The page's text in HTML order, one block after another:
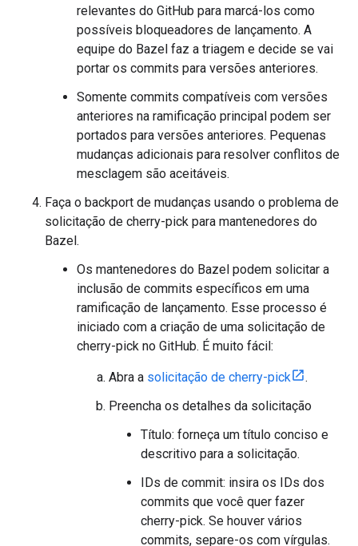
relevantes do GitHub para marcá-los como
possíveis bloqueadores de lançamento. A
equipe do Bazel faz a triagem e decide se vai
portar os commits para versões anteriores.
Somente commits compatíveis com versões
anteriores na ramificação principal podem ser
portados para versões anteriores. Pequenas
mudanças adicionais para resolver conflitos de
mesclagem são aceitáveis.
Faça o backport de mudanças usando o problema de
solicitação de cherry-pick para mantenedores do
Bazel.
Os mantenedores do Bazel podem solicitar a
inclusão de commits específicos em uma
ramificação de lançamento. Esse processo é
iniciado com a criação de uma solicitação de
cherry-pick no GitHub. É muito fácil:
Abra a solicitação de cherry-pick
.
Preencha os detalhes da solicitação
Título: forneça um título conciso e
descritivo para a solicitação.
IDs de commit: insira os IDs dos
commits que você quer fazer
cherry-pick. Se houver vários
commits, separe-os com vírgulas.